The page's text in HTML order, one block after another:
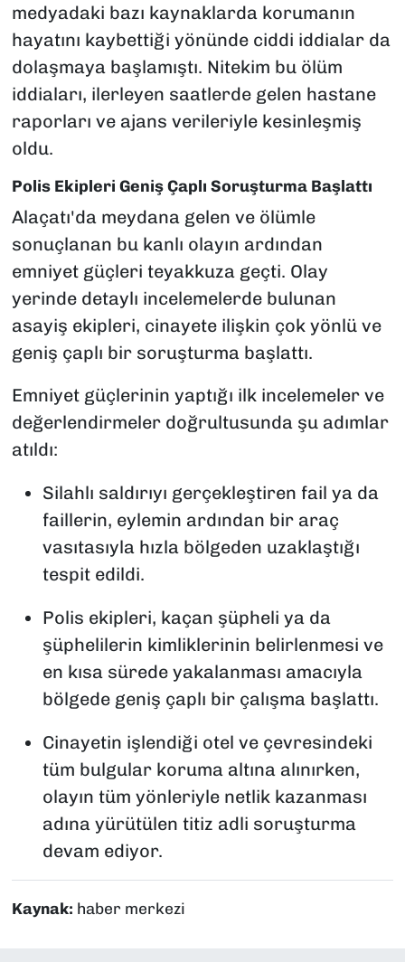
medyadaki bazı kaynaklarda korumanın
hayatını kaybettiği yönünde ciddi iddialar da
dolaşmaya başlamıştı. Nitekim bu ölüm
iddiaları, ilerleyen saatlerde gelen hastane
raporları ve ajans verileriyle kesinleşmiş
oldu.
Polis Ekipleri Geniş Çaplı Soruşturma Başlattı
Alaçatı'da meydana gelen ve ölümle
sonuçlanan bu kanlı olayın ardından
emniyet güçleri teyakkuza geçti. Olay
yerinde detaylı incelemelerde bulunan
asayiş ekipleri, cinayete ilişkin çok yönlü ve
geniş çaplı bir soruşturma başlattı.
Emniyet güçlerinin yaptığı ilk incelemeler ve
değerlendirmeler doğrultusunda şu adımlar
atıldı:
Silahlı saldırıyı gerçekleştiren fail ya da
faillerin, eylemin ardından bir araç
vasıtasıyla hızla bölgeden uzaklaştığı
tespit edildi.
Polis ekipleri, kaçan şüpheli ya da
şüphelilerin kimliklerinin belirlenmesi ve
en kısa sürede yakalanması amacıyla
bölgede geniş çaplı bir çalışma başlattı.
Cinayetin işlendiği otel ve çevresindeki
tüm bulgular koruma altına alınırken,
olayın tüm yönleriyle netlik kazanması
adına yürütülen titiz adli soruşturma
devam ediyor.
Kaynak: haber merkezi